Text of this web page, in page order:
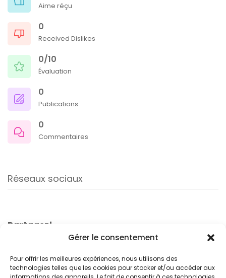
Gérer le consentement
Pour offrir les meilleures expériences, nous utilisons des
technologies telles que les cookies pour stocker et/ou accéder aux
Aime réçu
0
Received Dislikes
0/10
Évaluation
0
Publications
0
Commentaires
Réseaux sociaux
Partagez!